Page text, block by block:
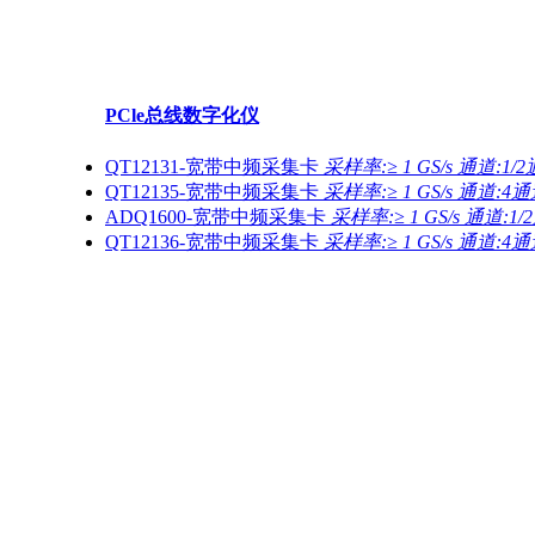
PCle总线数字化仪
QT12131-宽带中频采集卡 采样率:≥ 1 GS/s 通道:1/2
QT12135-宽带中频采集卡 采样率:≥ 1 GS/s 通道:4通
ADQ1600-宽带中频采集卡 采样率:≥ 1 GS/s 通道:1/
QT12136-宽带中频采集卡 采样率:≥ 1 GS/s 通道:4通